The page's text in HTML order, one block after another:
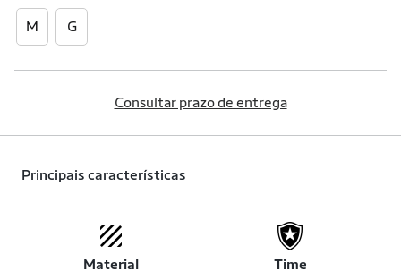
M G
Consultar prazo de entrega
Principais características
Material Time